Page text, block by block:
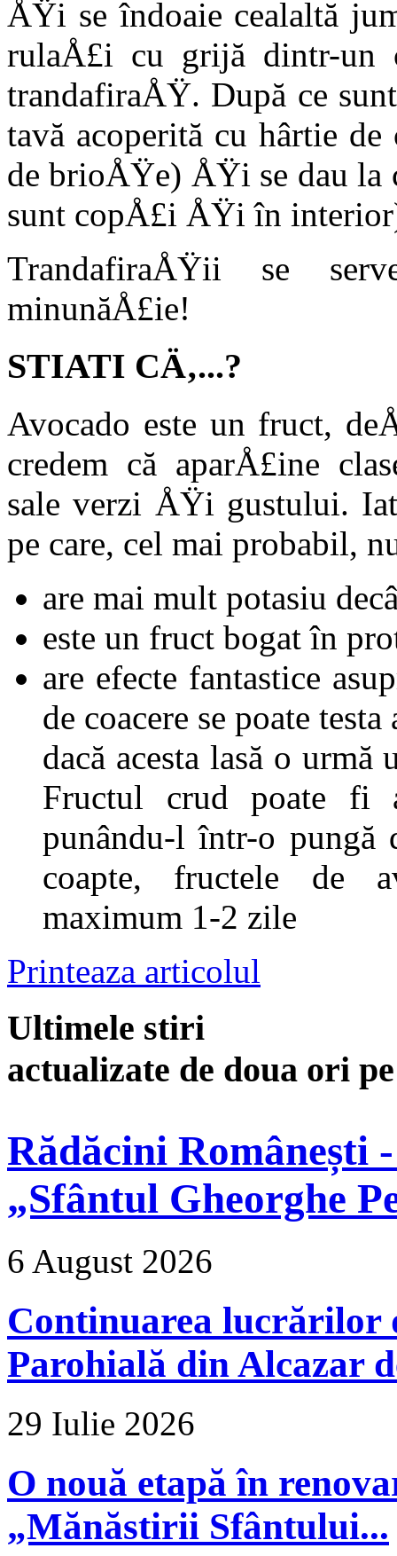
ÅŸi se îndoaie cealal­tă
rulaÅ£i cu grijă dintr-un
trandafiraÅŸ. După ce
tavă acoperită cu hâr­tie
de brioÅŸe) ÅŸi se dau la
sunt copÅ£i ÅŸi în
TrandafiraÅŸii se
minunăÅ£ie!
STIATI CÄ‚...?
Avocado este un fruct,
credem că aparÅ£ine
sale verzi ÅŸi gustului.
pe care, cel mai probabil,
are mai mult potasiu
este un fruct bogat în
are efecte fantastice
de coacere se poate
dacă acesta lasă o
Fructul crud poate fi
punându-l într-o
coapte, fructele de
maximum 1-2 zile
Printeaza articolul
Ultimele stiri
actualizate de doua ori
Rădăcini Românești
„Sfântul Gheorghe
6 August 2026
Continuarea lucrărilor
Parohială din Alcazar
29 Iulie 2026
O nouă etapă în
„Mănăstirii Sfântului...